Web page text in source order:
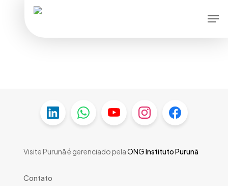
Visite Purunã é gerenciado pelaONGInstituto Purunã
Contato